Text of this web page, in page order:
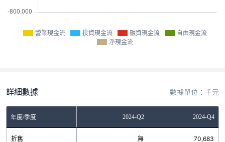
營業現金流 投資現金流 融資現金流
自由現金流
淨現金流
詳細數據 數據單位：千元
年度/季度 2024-Q2 2024-Q4
折舊 無 70,683